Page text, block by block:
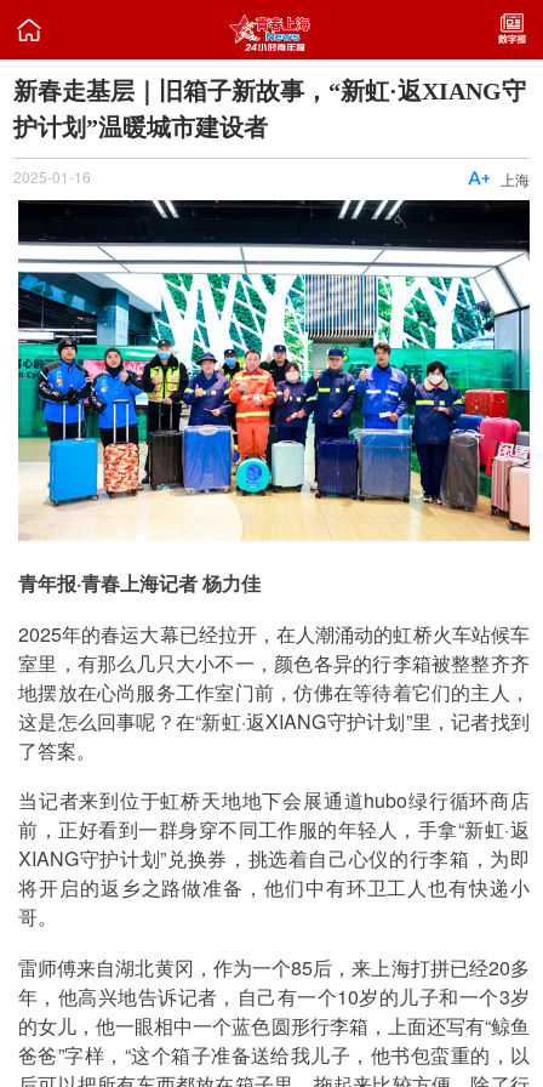

新春走基层｜旧箱子新故事，“新虹·返XIANG守
护计划”温暖城市建设者
2025-01-16 上海

青年报·青春上海记者 杨力佳
2025年的春运大幕已经拉开，在人潮涌动的虹桥火车站候车
室里，有那么几只大小不一，颜色各异的行李箱被整整齐齐
地摆放在心尚服务工作室门前，仿佛在等待着它们的主人，
这是怎么回事呢？在“新虹·返XIANG守护计划”里，记者找到
了答案。
当记者来到位于虹桥天地地下会展通道hubo绿行循环商店
前，正好看到一群身穿不同工作服的年轻人，手拿“新虹·返
XIANG守护计划”兑换券，挑选着自己心仪的行李箱，为即
将开启的返乡之路做准备，他们中有环卫工人也有快递小
哥。
雷师傅来自湖北黄冈，作为一个85后，来上海打拼已经20多
年，他高兴地告诉记者，自己有一个10岁的儿子和一个3岁
的女儿，他一眼相中一个蓝色圆形行李箱，上面还写有“鲸鱼
爸爸”字样，“这个箱子准备送给我儿子，他书包蛮重的，以